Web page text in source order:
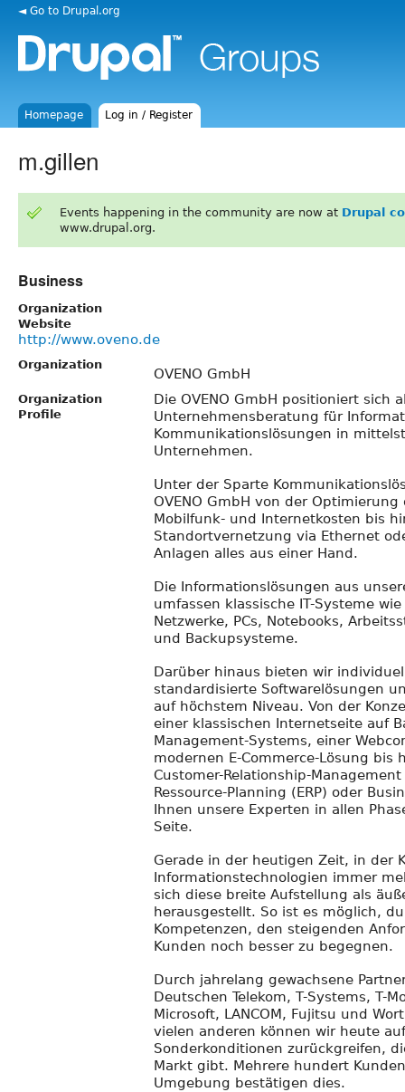
◄ Go to Drupal.org
Homepage Log in / Register
m.gillen
Events happening in the community are now at Drupal
www.drupal.org.
Business
Organization
Website
http://www.oveno.de
Organization
OVENO GmbH
Organization
Profile
Die OVENO GmbH positioniert sich
Unternehmensberatung für
Kommunikationslösungen in
Unternehmen.
Unter der Sparte
OVENO GmbH von der Optimierung
Mobilfunk- und Internetkosten bis
Standortvernetzung via Ethernet
Anlagen alles aus einer Hand.
Die Informationslösungen aus
umfassen klassische IT-Systeme
Netzwerke, PCs, Notebooks,
und Backupsysteme.
Darüber hinaus bieten wir
standardisierte Softwarelösungen
auf höchstem Niveau. Von der
einer klassischen Internetseite auf
Management-Systems, einer
modernen E-Commerce-Lösung bis
Customer-Relationship-
Ressource-Planning (ERP) oder
Ihnen unsere Experten in allen
Seite.
Gerade in der heutigen Zeit, in der
Informationstechnologien immer
sich diese breite Aufstellung als
herausgestellt. So ist es möglich,
Kompetenzen, den steigenden
Kunden noch besser zu begegnen.
Durch jahrelang gewachsene
Deutschen Telekom, T-Systems, T-
Microsoft, LANCOM, Fujitsu und
vielen anderen können wir heute
Sonderkonditionen zurückgreifen,
Markt gibt. Mehrere hundert
Umgebung bestätigen dies.